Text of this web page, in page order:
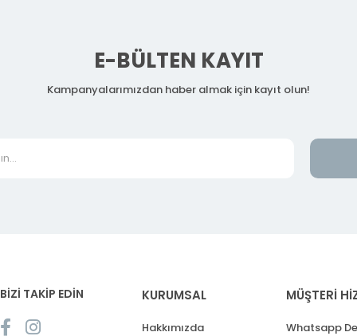
E-BÜLTEN KAYIT
Kampanyalarımızdan haber almak için kayıt olun!
BİZİ TAKİP EDİN KURUMSAL
Hakkımızda
MÜŞTERİ
Whatsapp